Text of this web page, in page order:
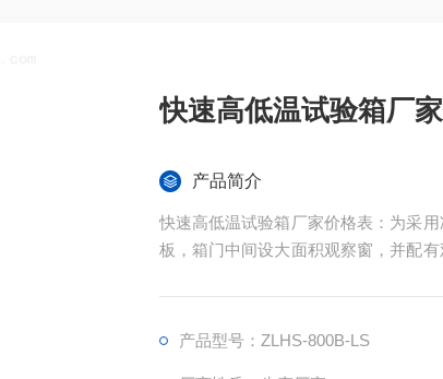
快速高低温试验箱厂
产品简介
快速高低温试验箱厂家价格表：为采
板，箱门中间设大面积观察窗，并配
产品型号：ZLHS-800B-LS